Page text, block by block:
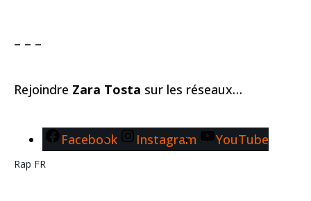
– – –
Rejoindre Zara Tosta sur les réseaux…
Facebook Instagram YouTube
Rap FR